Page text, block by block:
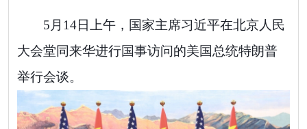
5月14日上午，国家主席习近平在北京人民
大会堂同来华进行国事访问的美国总统特朗普
举行会谈。